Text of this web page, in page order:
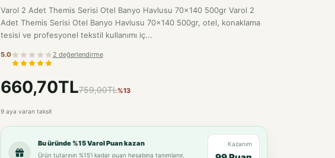
Varol 2 Adet Themis Serisi Otel Banyo Havlusu 70x140 500gr Varol 2
Adet Themis Serisi Otel Banyo Havlusu 70x140 500gr, otel, konaklama
tesisi ve profesyonel tekstil kullanımı iç...
5.0 2 değerlendirme
660,70TL 759,00TL %13
9 aya varan taksit
Bu üründe %15 Varol Puan kazan
Ürün tutarının %15'i kadar puan hesabına tanımlanır,
Kazanım
99 Puan